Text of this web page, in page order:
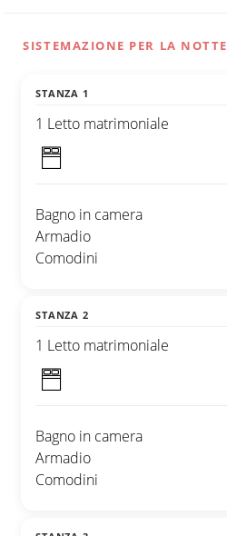
SISTEMAZIONE PER LA NOTTE
STANZA 1
1 Letto matrimoniale
Bagno in camera
Armadio
Comodini
STANZA 2
1 Letto matrimoniale
Bagno in camera
Armadio
Comodini